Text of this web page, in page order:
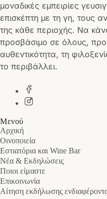
μοναδικές εμπειρίες
επισκέπτη με τη γη, τους
της κάθε περιοχής. Να
προσβάσιμο σε όλους,
αυθεντικότητα, τη
το περιβάλλει.
Μενού
Αρχική
Οινοποιεία
Εστιατόρια και Wine Bar
Νέα & Εκδηλώσεις
Ποιοι είμαστε
Επικοινωνία
Αίτηση εκδήλωσης